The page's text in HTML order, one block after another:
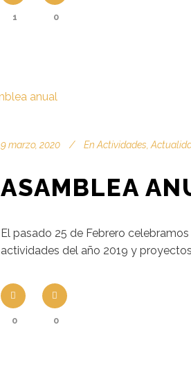
1 0
9 marzo, 2020 En Actividades
ASAMBLEA
El pasado 25 de Febrero
actividades del año 2019 y
0 0